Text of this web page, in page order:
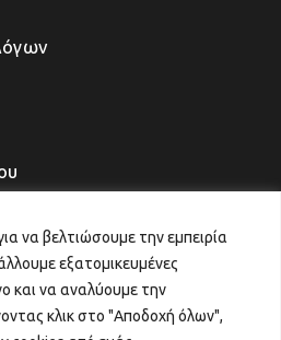
να βελτιώσουμε την εμπειρία
εξατομικευμένες
και να αναλύουμε την
κλικ στο "Αποδοχή όλων",
ΤΗΝ ΟΙΚΟΓΕΝΕΙΑ, ΤΟ